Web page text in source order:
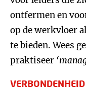
ontfermen en
op de werkvloer
te bieden. Wees
praktiseer
VERBONDENHEID